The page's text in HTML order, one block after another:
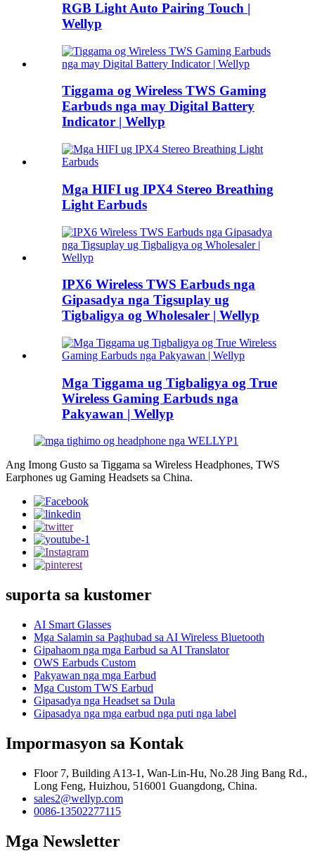
RGB Light Auto Pairing Touch |
Wellyp
Tiggama og Wireless TWS Gaming
Earbuds nga may Digital Battery
Indicator | Wellyp
Mga HIFI ug IPX4 Stereo Breathing
Light Earbuds
IPX6 Wireless TWS Earbuds nga
Gipasadya nga Tigsuplay ug
Tigbaligya og Wholesaler | Wellyp
Mga Tiggama ug Tigbaligya og True
Wireless Gaming Earbuds nga
Pakyawan | Wellyp
Ang Imong Gusto sa Tiggama sa Wireless Headphones, TWS
Earphones ug Gaming Headsets sa China.
suporta sa kustomer
AI Smart Glasses
Mga Salamin sa Paghubad sa AI Wireless Bluetooth
Gipahaom nga mga Earbud sa AI Translator
OWS Earbuds Custom
Pakyawan nga mga Earbud
Mga Custom TWS Earbud
Gipasadya nga Headset sa Dula
Gipasadya nga mga earbud nga puti nga label
Impormasyon sa Kontak
Floor 7, Building A13-1, Wan-Lin-Hu, No.28 Jing Bang Rd.,
Long Feng, Huizhou, 516001 Guangdong, China.
sales2@wellyp.com
0086-13502277115
Mga Newsletter